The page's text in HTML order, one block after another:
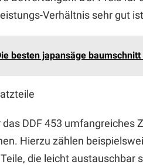
Verhältnis sehr gut
besten japansäge
DDF 453 umfangreiches
Hierzu zählen
die leicht austauschbar